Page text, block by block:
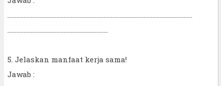
5. Jelaskan manfaat kerja sama!
Jawab :